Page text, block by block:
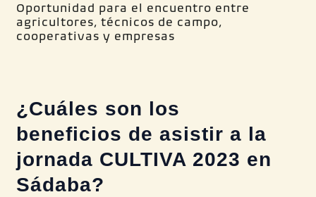
Oportunidad para el encuentro entre
agricultores, técnicos de campo,
cooperativas y empresas
¿Cuáles son los
beneficios de asistir a la
jornada CULTIVA 2023 en
Sádaba?